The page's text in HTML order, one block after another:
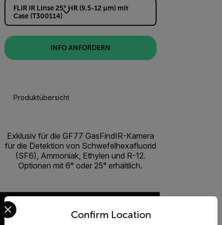
FLIR IR Linse 25° HR (9,5-12 µm) mit
Case (T300114)
INFO ANFORDERN
Produktübersicht
Exklusiv für die GF77 GasFindIR-Kamera
für die Detektion von Schwefelhexafluorid
(SF6), Ammoniak, Ethylen und R-12.
Optionen mit 6° oder 25° erhältlich.
Confirm Location
Select your preferred country and language from the